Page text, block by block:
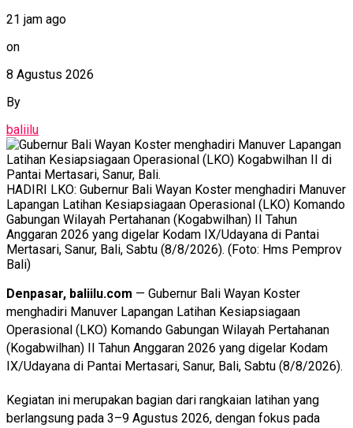
21 jam ago
on
8 Agustus 2026
By
baliilu
HADIRI LKO: Gubernur Bali Wayan Koster menghadiri Manuver
Lapangan Latihan Kesiapsiagaan Operasional (LKO) Komando
Gabungan Wilayah Pertahanan (Kogabwilhan) II Tahun
Anggaran 2026 yang digelar Kodam IX/Udayana di Pantai
Mertasari, Sanur, Bali, Sabtu (8/8/2026). (Foto: Hms Pemprov
Bali)
Denpasar, baliilu.com — Gubernur Bali Wayan Koster
menghadiri Manuver Lapangan Latihan Kesiapsiagaan
Operasional (LKO) Komando Gabungan Wilayah Pertahanan
(Kogabwilhan) II Tahun Anggaran 2026 yang digelar Kodam
IX/Udayana di Pantai Mertasari, Sanur, Bali, Sabtu (8/8/2026).
Kegiatan ini merupakan bagian dari rangkaian latihan yang
berlangsung pada 3–9 Agustus 2026, dengan fokus pada